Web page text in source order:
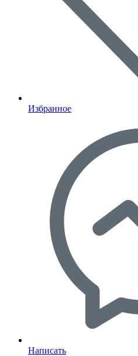
Избранное
Написать